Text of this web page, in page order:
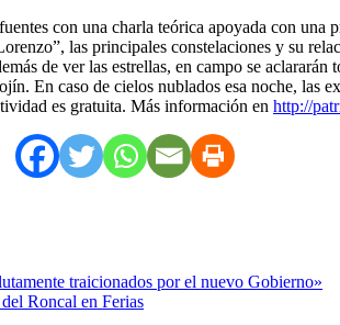
con una charla teórica apoyada con una
las principales constelaciones y su
de ver las estrellas, en campo se aclararán
En caso de cielos nublados esa noche, las
es gratuita. Más información en http://
traicionados por el nuevo Gobierno»
Roncal en Ferias